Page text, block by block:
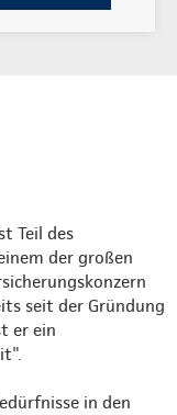
Teil des
der großen
seit der Gründung
er ein
in den